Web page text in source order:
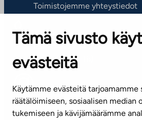
Tämä sivusto
evästeitä
Käytämme evästeitä tarjoamamme
räätälöimiseen, sosiaalisen median
tukemiseen ja kävijämäärämme
Toimistojemme yhteystiedot
ASIAKASPALVELUKESKUS
Puh. 045 7734 3777
(arkisin klo 8-16)
info@ta.fi